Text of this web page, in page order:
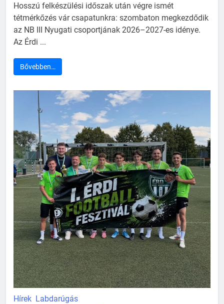
Hosszú felkészülési időszak után végre ismét
tétmérkőzés vár csapatunkra: szombaton megkezdődik
az NB III Nyugati csoportjának 2026–2027-es idénye.
Az Érdi ...
Bővebben…
Hírek Labdarúgás